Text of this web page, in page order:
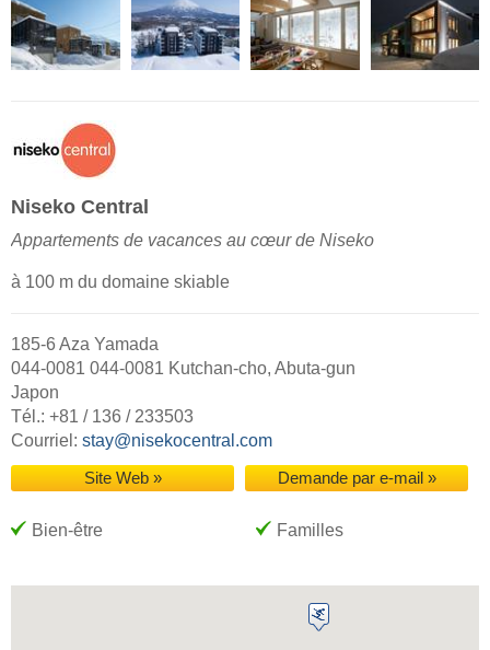
Niseko Central
Appartements de vacances au cœur de Niseko
à 100 m du domaine skiable
185-6 Aza Yamada
044-0081 044-0081 Kutchan-cho, Abuta-gun
Japon
Tél.: +81 / 136 / 233503
Courriel: stay@nisekocentral.com
Site Web » Demande par e-mail »
Bien-être Familles